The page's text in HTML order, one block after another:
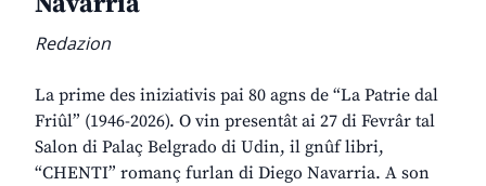
Redazion
La prime des iniziativis pai 80 agns de “La Patrie dal
Friûl” (1946-2026). O vin presentât ai 27 di Fevrâr tal
Salon di Palaç Belgrado di Udin, il gnûf libri,
“CHENTI” romanç furlan di Diego Navarria. A son